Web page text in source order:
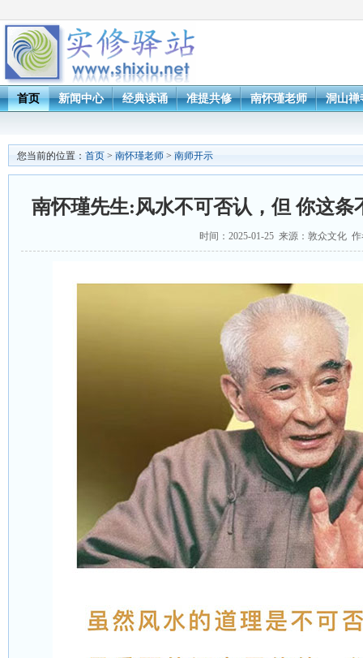
首页 新闻中心 经典读诵 准提共修 南怀瑾老师 洞山禅
您当前的位置： 首页 > 南怀瑾老师 > 南师开示
南怀瑾先生:风水不可否认，但 你这条
时间：2025-01-25 来源：敦众文化